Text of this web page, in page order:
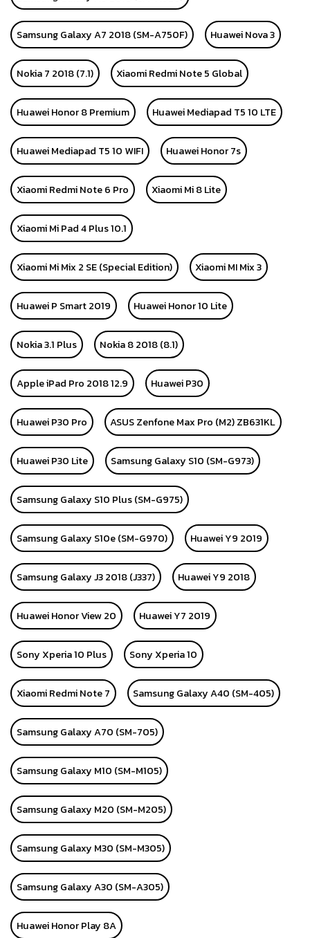
Samsung Galaxy A7 2018 (SM-A750F) Huawei Nova 3
Nokia 7 2018 (7.1) Xiaomi Redmi Note 5 Global
Huawei Honor 8 Premium Huawei Mediapad T5 10 LTE
Huawei Mediapad T5 10 WIFI Huawei Honor 7s
Xiaomi Redmi Note 6 Pro Xiaomi Mi 8 Lite
Xiaomi Mi Pad 4 Plus 10.1
Xiaomi Mi Mix 2 SE (Special Edition) Xiaomi MI Mix 3
Huawei P Smart 2019 Huawei Honor 10 Lite
Nokia 3.1 Plus Nokia 8 2018 (8.1)
Apple iPad Pro 2018 12.9 Huawei P30
Huawei P30 Pro ASUS Zenfone Max Pro (M2) ZB631KL
Huawei P30 Lite Samsung Galaxy S10 (SM-G973)
Samsung Galaxy S10 Plus (SM-G975)
Samsung Galaxy S10e (SM-G970) Huawei Y9 2019
Samsung Galaxy J3 2018 (J337) Huawei Y9 2018
Huawei Honor View 20 Huawei Y7 2019
Sony Xperia 10 Plus Sony Xperia 10
Xiaomi Redmi Note 7 Samsung Galaxy A40 (SM-405)
Samsung Galaxy A70 (SM-705)
Samsung Galaxy M10 (SM-M105)
Samsung Galaxy M20 (SM-M205)
Samsung Galaxy M30 (SM-M305)
Samsung Galaxy A30 (SM-A305)
Huawei Honor Play 8A